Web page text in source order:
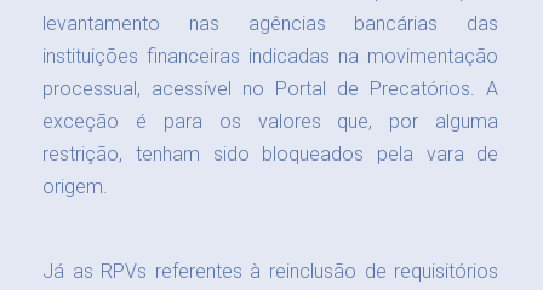
levantamento nas agências bancárias das
instituições financeiras indicadas na movimentação
processual, acessível no Portal de Precatórios. A
exceção é para os valores que, por alguma
restrição, tenham sido bloqueados pela vara de
origem.
Já as RPVs referentes à reinclusão de requisitórios